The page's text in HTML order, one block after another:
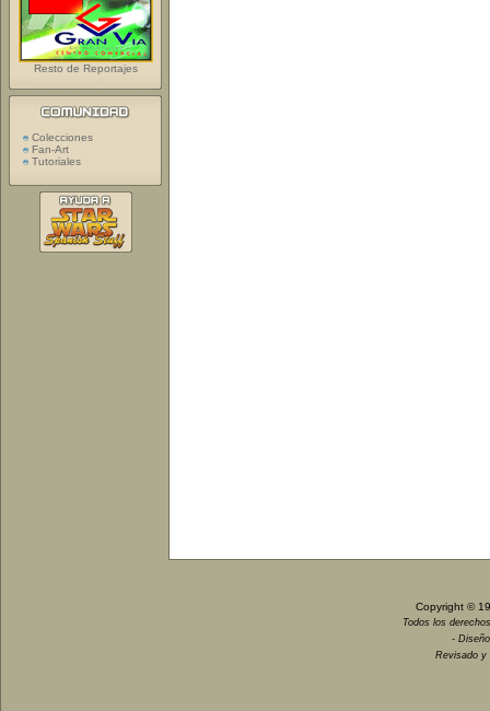
Resto de Reportajes
Colecciones
Fan-Art
Tutoriales
Copyright ©
Todos los
-
Revisado y